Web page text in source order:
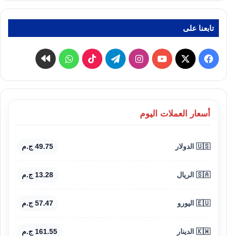
تابعنا على
فيسبوك
‫X
‫YouTubeانستقرامتيلقرام ‫TikTokواتسابكواى
أسعار العملات اليوم
🇺🇸 الدولار 49.75 ج.م
🇸🇦 الريال 13.28 ج.م
🇪🇺 اليورو 57.47 ج.م
🇰🇼 الدينار 161.55 ج.م